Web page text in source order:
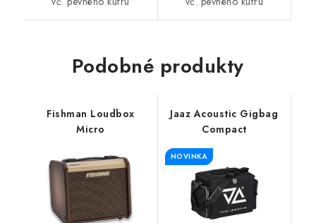
Podobné produkty
Fishman Loudbox
Micro
Jaaz Acoustic Gigbag
Compact
NOVINKA